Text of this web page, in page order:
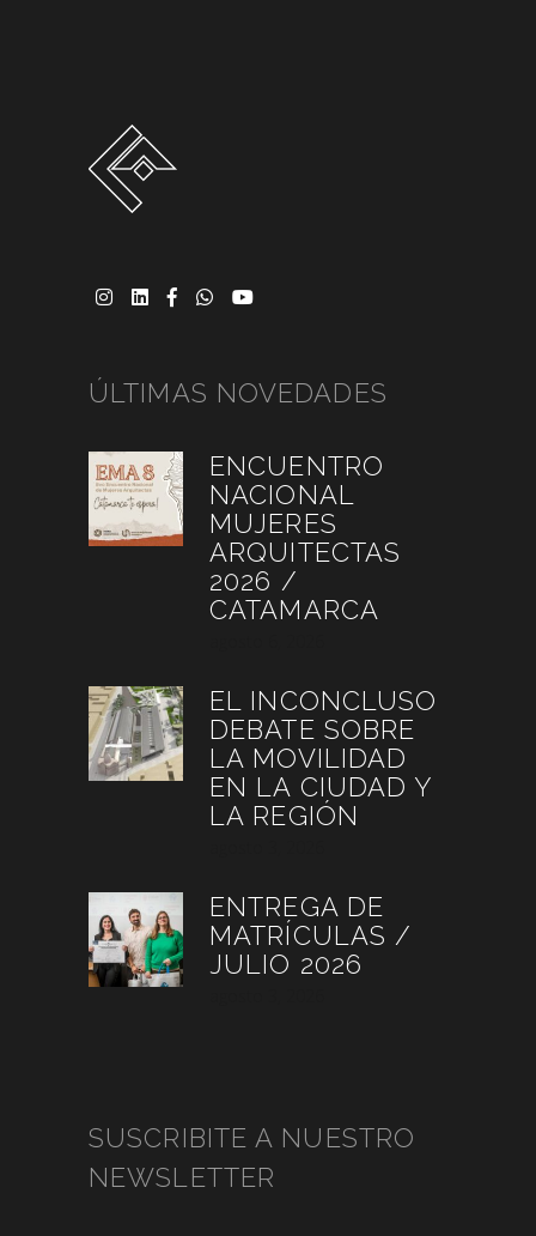
ÚLTIMAS NOVEDADES
ENCUENTRO
NACIONAL
MUJERES
ARQUITECTAS
2026 /
CATAMARCA
EL INCONCLUSO
DEBATE SOBRE
LA MOVILIDAD
EN LA CIUDAD Y
LA REGIÓN
ENTREGA DE
MATRÍCULAS /
JULIO 2026
SUSCRIBITE A NUESTRO
NEWSLETTER